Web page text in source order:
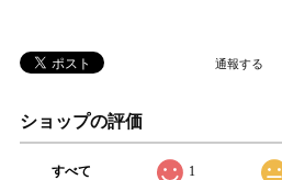
通報する
ショップの評価
すべて 1